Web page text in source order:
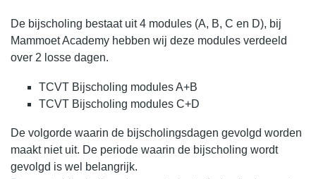
De bijscholing bestaat uit 4 modules (A, B, C en D), bij
Mammoet Academy hebben wij deze modules verdeeld
over 2 losse dagen.
TCVT Bijscholing modules A+B
TCVT Bijscholing modules C+D
De volgorde waarin de bijscholingsdagen gevolgd worden
maakt niet uit. De periode waarin de bijscholing wordt
gevolgd is wel belangrijk.